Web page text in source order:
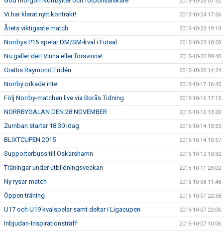
Vi har klarat nytt kontrakt! 2015-10-24 17:56
Årets viktigaste match 2015-10-23 19:10
Norrbys P15 spelar DM/SM-kval i Futsal 2015-10-23 10:20
Nu gäller det! Vinna eller försvinna! 2015-10-22 09:40
Grattis Raymond Fridén 2015-10-20 14:24
Norrby orkade inte 2015-10-17 16:45
Följ Norrby-matchen live via Borås Tidning 2015-10-16 17:15
NORRBYGALAN DEN 28 NOVEMBER 2015-10-16 13:20
Zumban startar 18.30 idag 2015-10-14 13:53
BLIXTCUPEN 2015 2015-10-14 10:57
Supporterbuss till Oskarshamn 2015-10-12 10:32
Träningar under utbildningsveckan 2015-10-11 23:02
Ny rysar-match 2015-10-08 11:48
Öppen träning 2015-10-07 22:58
U17 och U19 kvalspelar samt deltar i Ligacupen 2015-10-07 22:06
Inbjudan-Inspirationsträff 2015-10-07 10:06